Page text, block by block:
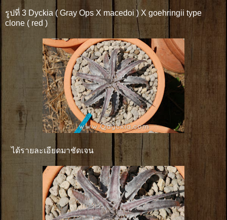
รูปที่ 3 Dyckia ( Gray Ops X macedoi ) X goehringii type
clone ( red )
ได้รายละเอียดมาชัดเจน